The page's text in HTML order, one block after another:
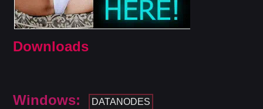
Downloads
Windows: DATANODES